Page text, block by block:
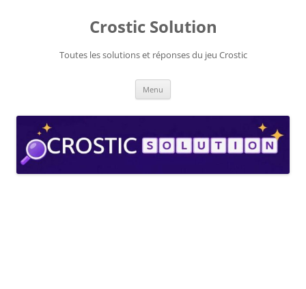
Crostic Solution
Toutes les solutions et réponses du jeu Crostic
Menu